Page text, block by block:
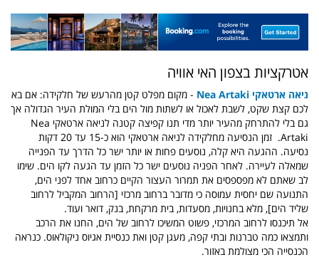
אטרקציות בצפון האי אוויה
ניאה ארטאקי Nea Artaki - מקום מפלט קטן מהרעש של חלקידה: אם בא
לכם קצת שקט, לשבת לאכול או לשתות מול הים בלי המולת העיר הגדולה אך
גם בלי להתרחק מהעיר יותר מדי תנו קפיצה קטנה לניאה ארטאקי Nea
Artaki.
זמן הנסיעה מחלקידה לניאה ארטאקי הוא כ-15 עד 20 דקות
נסיעה. ההגעה היא קלה, נוסעים פחות או יותר ישר כל הדרך עד הפנייה
שמאלה לעיירה. לאחר הפניה נוסעים ישר כל הזמן עד הגעה לקו הים. שימו
לב שאתם לא מפספסים את תמרור העצור הקיים כרחוב אחד לפני הים,
התנועה שם יחסית עמוסה כי מדובר ברחוב מרכזי [הרחוב המקביל לרחוב
שליד הים], מלא בחנויות, מסעדות, בית מרקחת, בנק, דואר ועוד.
אל תיכנסו לרחוב המרכזי, פשוט המשיכו לרחוב של הים, החנו את הרכב
ותמצאו כמה טברנות ובתי קפה, מעגן קטן ואת כנסיית אגיוס ניקולאוס. כנראה
הכנסייה הכי מצולמת באזור.